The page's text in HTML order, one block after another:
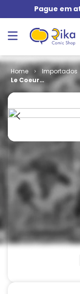
Pague em
Importados
Le Coeur
Couronné # 2
I'irrationnel